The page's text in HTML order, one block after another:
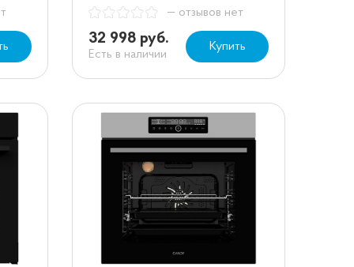
— отзывов нет
32 998 руб.
Есть в наличии
Купить